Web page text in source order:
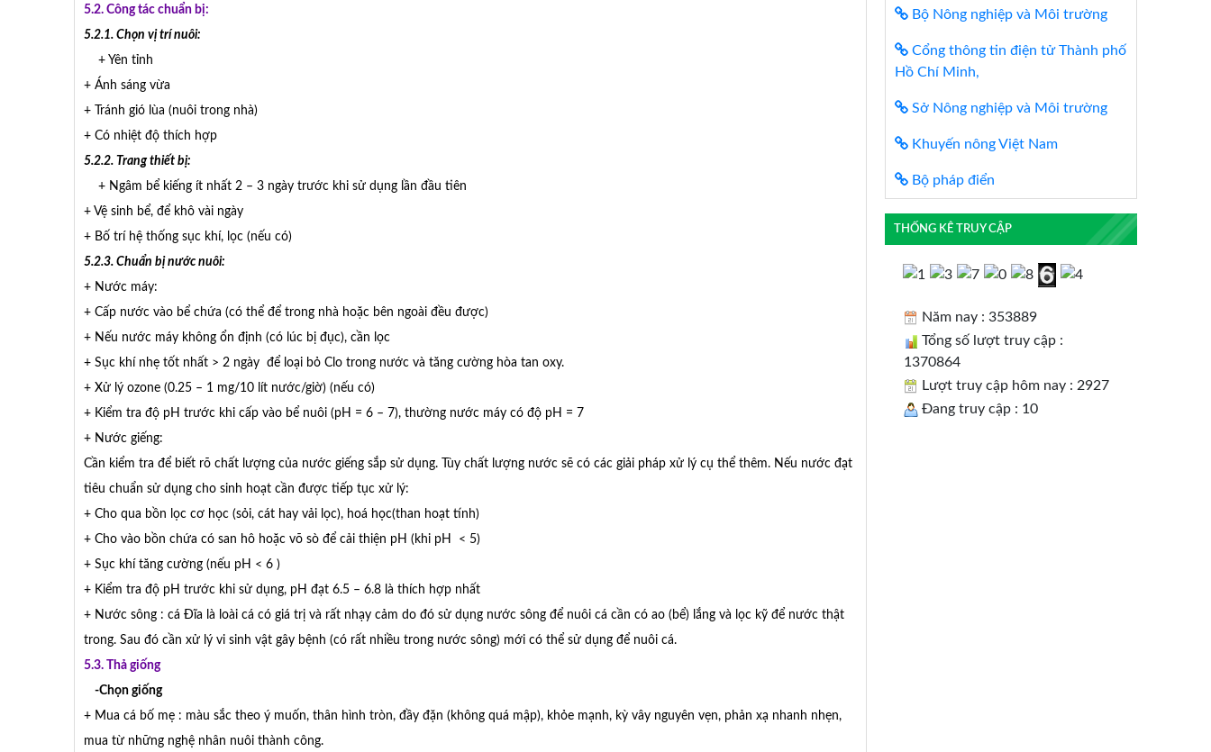
5.2. Công tác chuẩn bị:
5.2.1. Chọn vị trí nuôi:
+ Yên tỉnh
+ Ánh sáng vừa
+ Tránh gió lùa (nuôi trong nhà)
+ Có nhiệt độ thích hợp
5.2.2. Trang thiết bị:
+ Ngâm bể kiếng ít nhất 2 – 3 ngày trước khi sử dụng lần đầu tiên
+ Vệ sinh bể, để khô vài ngày
+ Bố trí hệ thống sục khí, lọc (nếu có)
5.2.3. Chuẩn bị nước nuôi:
+ Nước máy:
+ Cấp nước vào bể chứa (có thể để trong nhà hoặc bên ngoài đều được)
+ Nếu nước máy không ổn định (có lúc bị đục), cần lọc
+ Sục khí nhẹ tốt nhất > 2 ngày để loại bỏ Clo trong nước và tăng cường hòa tan oxy.
+ Xử lý ozone (0.25 – 1 mg/10 lít nước/giờ) (nếu có)
+ Kiểm tra độ pH trước khi cấp vào bể nuôi (pH = 6 – 7), thường nước máy có độ pH = 7
+ Nước giếng:
Cần kiểm tra để biết rõ chất lượng của nước giếng sắp sử dụng. Tùy chất lượng nước sẽ có các giải pháp xử lý cụ thể thêm. Nếu nước đạt
tiêu chuẩn sử dụng cho sinh hoạt cần được tiếp tục xử lý:
+ Cho qua bồn lọc cơ học (sỏi, cát hay vải lọc), hoá học(than hoạt tính)
+ Cho vào bồn chứa có san hô hoặc võ sò để cải thiện pH (khi pH < 5)
+ Sục khí tăng cường (nếu pH < 6 )
+ Kiểm tra độ pH trước khi sử dụng, pH đạt 6.5 – 6.8 là thích hợp nhất
+ Nước sông : cá Đĩa là loài cá có giá trị và rất nhạy cảm do đó sử dụng nước sông để nuôi cá cần có ao (bể) lắng và lọc kỹ để nước thật
trong. Sau đó cần xử lý vi sinh vật gây bệnh (có rất nhiều trong nước sông) mới có thể sử dụng để nuôi cá.
5.3. Thả giống
-Chọn giống
+ Mua cá bố mẹ : màu sắc theo ý muốn, thân hình tròn, đầy đặn (không quá mập), khỏe mạnh, kỳ vây nguyên vẹn, phản xạ nhanh nhẹn,
mua từ những nghệ nhân nuôi thành công.
Bộ Nông nghiệp và Môi trường
Cổng thông tin điện tử Thành phố
Hồ Chí Minh,
Sở Nông nghiệp và Môi trường
Khuyến nông Việt Nam
Bộ pháp điển
THỐNG KÊ TRUY CẬP
Năm nay : 353889
Tổng số lượt truy cập :
1370864
Lượt truy cập hôm nay : 2927
Đang truy cập : 10